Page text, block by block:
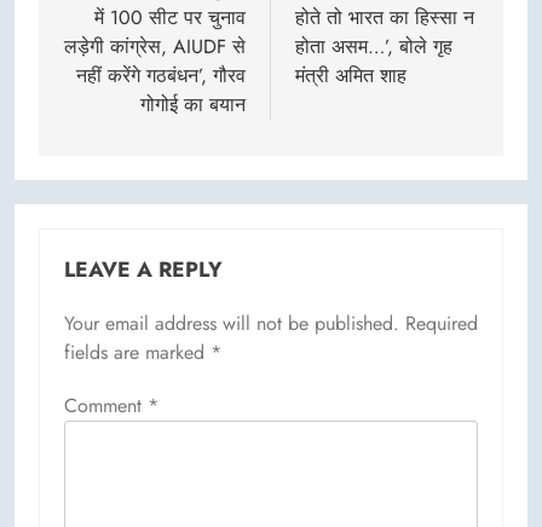
में 100 सीट पर चुनाव
लड़ेगी कांग्रेस, AIUDF से
नहीं करेंगे गठबंधन’, गौरव
गोगोई का बयान
होते तो भारत का हिस्सा न
होता असम…’, बोले गृह
मंत्री अमित शाह
LEAVE A REPLY
Your email address will not be published. Required
fields are marked *
Comment *